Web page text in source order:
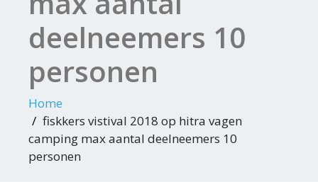
deelneemers 10
personen
Home
fiskkers vistival 2018 op hitra vagen
camping max aantal deelneemers 10
personen